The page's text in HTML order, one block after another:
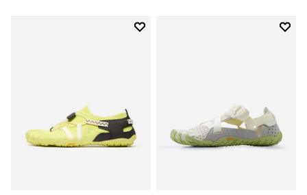
Add to wishlist
Add